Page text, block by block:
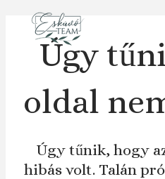
tartalomraÚgy
oldal
Úgy tűnik, hogy
hibás volt. Talán